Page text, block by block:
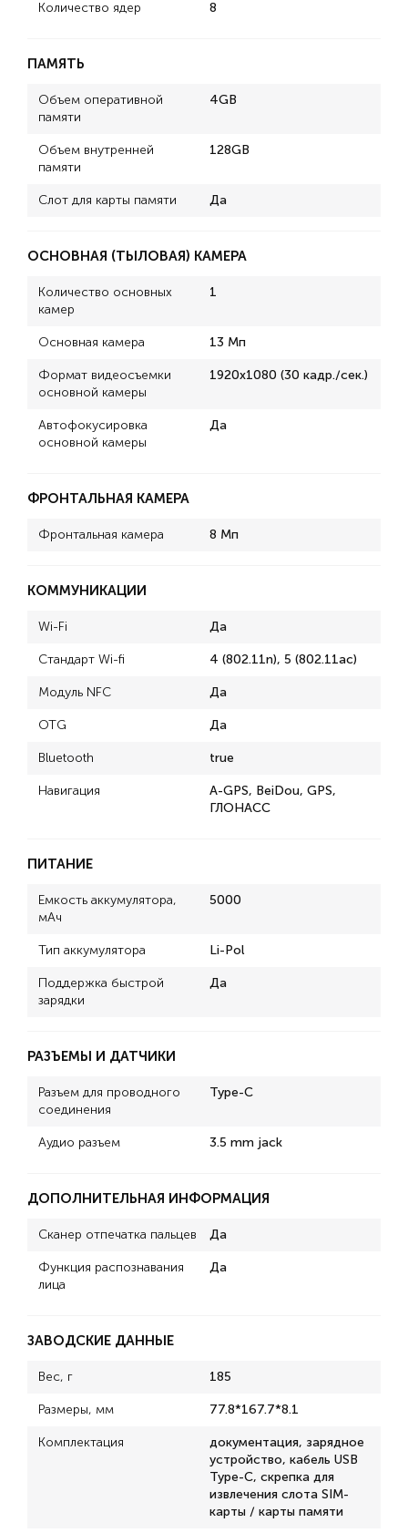
Количество ядер 8
ПАМЯТЬ
Объем оперативной
памяти
4GB
Объем внутренней
памяти
128GB
Слот для карты памяти Да
ОСНОВНАЯ (ТЫЛОВАЯ) КАМЕРА
Количество основных
камер
1
Основная камера 13 Мп
Формат видеосъемки
основной камеры
1920x1080 (30 кадр./сек.)
Автофокусировка
основной камеры
Да
ФРОНТАЛЬНАЯ КАМЕРА
Фронтальная камера 8 Мп
КОММУНИКАЦИИ
Wi-Fi Да
Стандарт Wi-fi 4 (802.11n), 5 (802.11ac)
Модуль NFC Да
OTG Да
Bluetooth true
Навигация
A-GPS, BeiDou, GPS,
ГЛОНАСС
ПИТАНИЕ
Емкость аккумулятора,
мАч
5000
Тип аккумулятора Li-Pol
Поддержка быстрой
зарядки
Да
РАЗЪЕМЫ И ДАТЧИКИ
Разъем для проводного
соединения
Type-C
Аудио разъем 3.5 mm jack
ДОПОЛНИТЕЛЬНАЯ ИНФОРМАЦИЯ
Сканер отпечатка пальцев Да
Функция распознавания
лица
Да
ЗАВОДСКИЕ ДАННЫЕ
Вес, г 185
Размеры, мм 77.8*167.7*8.1
Комплектация
документация, зарядное
устройство, кабель USB
Type-C, скрепка для
извлечения слота SIM-
карты / карты памяти